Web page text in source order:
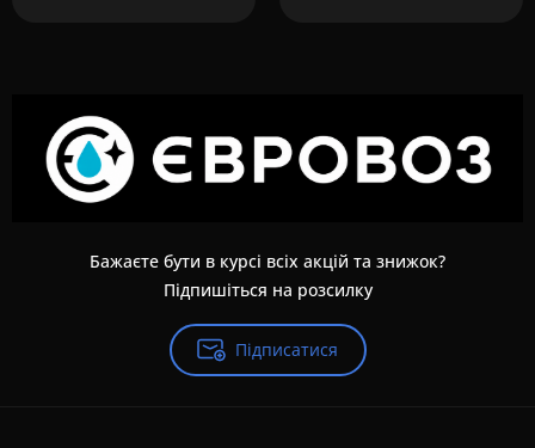
Бажаєте бути в курсі всіх акцій та знижок?
Підпишіться на розсилку
Підписатися